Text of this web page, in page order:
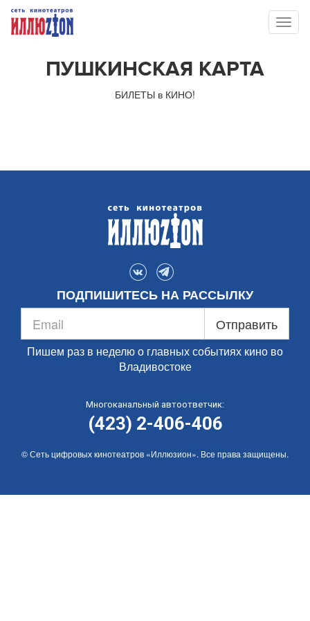
ПУШКИНСКАЯ КАРТА
БИЛЕТЫ в КИНО!
ПОДПИШИТЕСЬ НА РАССЫЛКУ
Отправить
Пишем раз в неделю о главных событиях кино во
Владивостоке
Многоканальный автоответчик:
(423) 2-406-406
© Сеть цифровых кинотеатров «Иллюзион». Все права защищены.